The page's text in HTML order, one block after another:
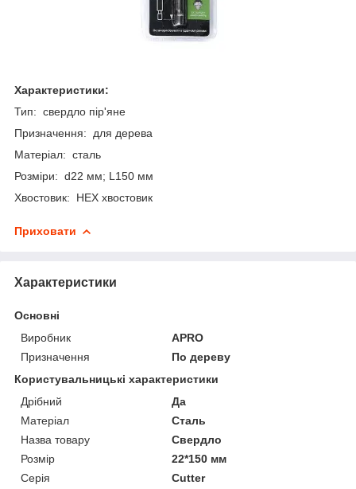
Характеристики:
Тип: свердло пір'яне
Призначення: для дерева
Матеріал: сталь
Розміри: d22 мм; L150 мм
Хвостовик: HEX хвостовик
Приховати
Характеристики
Основні
Виробник
APRO
Призначення
По дереву
Користувальницькі характеристики
Дрібний
Да
Матеріал
Сталь
Назва товару
Свердло
Розмір
22*150 мм
Серія
Cutter